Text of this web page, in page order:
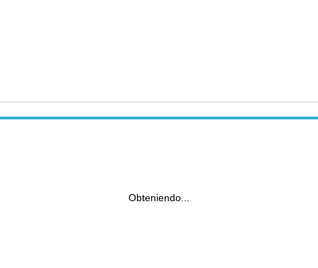
Obteniendo...